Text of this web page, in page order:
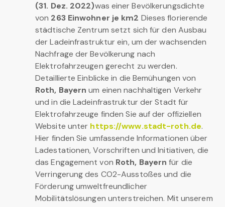
(31. Dez. 2022)was einer Bevölkerungsdichte
von 263 Einwohner je km2 Dieses florierende
städtische Zentrum setzt sich für den Ausbau
der Ladeinfrastruktur ein, um der wachsenden
Nachfrage der Bevölkerung nach
Elektrofahrzeugen gerecht zu werden.
Detaillierte Einblicke in die Bemühungen von
Roth, Bayern um einen nachhaltigen Verkehr
und in die Ladeinfrastruktur der Stadt für
Elektrofahrzeuge finden Sie auf der offiziellen
Website unter https://www.stadt-roth.de.
Hier finden Sie umfassende Informationen über
Ladestationen, Vorschriften und Initiativen, die
das Engagement von Roth, Bayern für die
Verringerung des CO2-Ausstoßes und die
Förderung umweltfreundlicher
Mobilitätslösungen unterstreichen. Mit unserem